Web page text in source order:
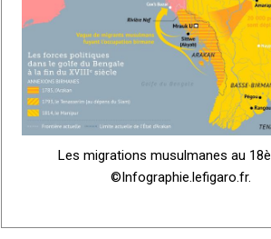
Les migrations musulmanes au
©Infographie.lefigaro.fr.